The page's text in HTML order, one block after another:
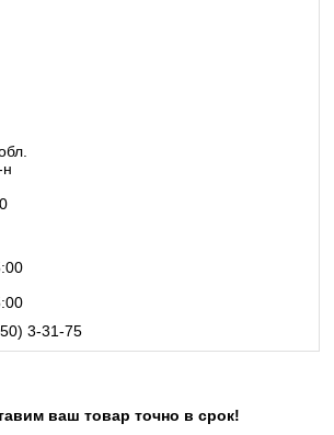
н
3-31-75
ваш товар точно в срок!